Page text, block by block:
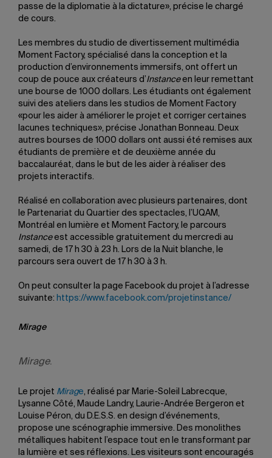
passe de la diplomatie à la dictature», précise le chargé
de cours.
Les membres du studio de divertissement multimédia
Moment Factory, spécialisé dans la conception et la
production d’environnements immersifs, ont offert un
coup de pouce aux créateurs d’Instanceen leur remettant
une bourse de 1000 dollars. Les étudiants ont également
suivi des ateliers dans les studios de Moment Factory
«pour les aider à améliorer le projet et corriger certaines
lacunes techniques», précise Jonathan Bonneau. Deux
autres bourses de 1000 dollars ont aussi été remises aux
étudiants de première et de deuxième année du
baccalauréat, dans le but de les aider à réaliser des
projets interactifs.
Réalisé en collaboration avec plusieurs partenaires, dont
le Partenariat du Quartier des spectacles, l’UQAM,
Montréal en lumière et Moment Factory, le parcours
Instanceest accessible gratuitement du mercredi au
samedi, de 17 h 30 à 23 h. Lors de la Nuit blanche, le
parcours sera ouvert de 17 h 30 à 3 h.
On peut consulter la page Facebook du projet à l’adresse
suivante: https://www.facebook.com/projetinstance/
Mirage
Mirage.
Le projet Mirage, réalisé par Marie-Soleil Labrecque,
Lysanne Côté, Maude Landry, Laurie-Andrée Bergeron et
Louise Péron, du D.E.S.S. en design d’événements,
propose une scénographie immersive. Des monolithes
métalliques habitent l’espace tout en le transformant par
la lumière et ses réflexions. Les visiteurs sont encouragés